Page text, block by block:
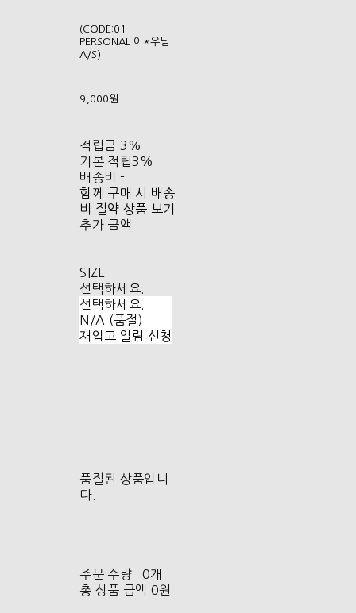
(CODE:01
PERSONAL 이*우님
A/S)
9,000원
적립금 3%
기본 적립3%
배송비 -
함께 구매 시 배송
비 절약 상품 보기
추가 금액
SIZE
선택하세요.
선택하세요.
N/A (품절)
재입고 알림 신청
품절된 상품입니
다.
주문 수량
0개
총 상품 금액 0원